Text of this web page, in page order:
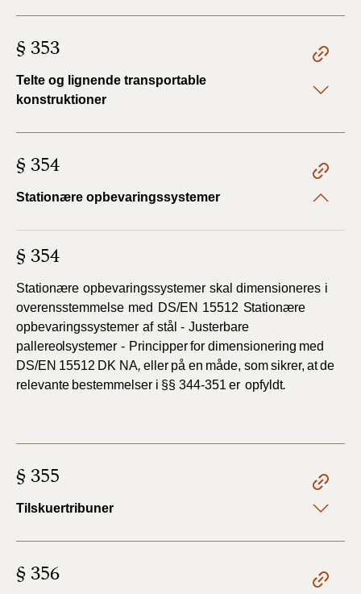
§ 353
Telte og lignende transportable
konstruktioner
§ 354
Stationære opbevaringssystemer
§ 354
Stationære opbevaringssystemer skal dimensioneres i
overensstemmelse med DS/EN 15512 Stationære
opbevaringssystemer af stål - Justerbare
pallereolsystemer - Principperfor dimensionering med
DS/EN 15512 DK NA, eller på en måde, som sikrer, at de
relevante bestemmelser i §§ 344-351 er opfyldt.
§ 355
Tilskuertribuner
§ 356